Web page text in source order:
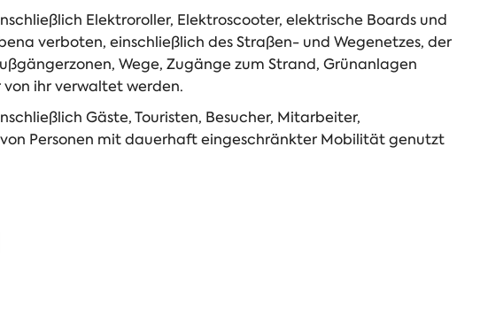
Elektroroller, Elektroscooter, elektrische Boards und
verboten, einschließlich des Straßen- und Wegenetzes, der
Wege, Zugänge zum Strand, Grünanlagen
von ihr verwaltet werden.
Gäste, Touristen, Besucher, Mitarbeiter,
Personen mit dauerhaft eingeschränkter Mobilität genutzt